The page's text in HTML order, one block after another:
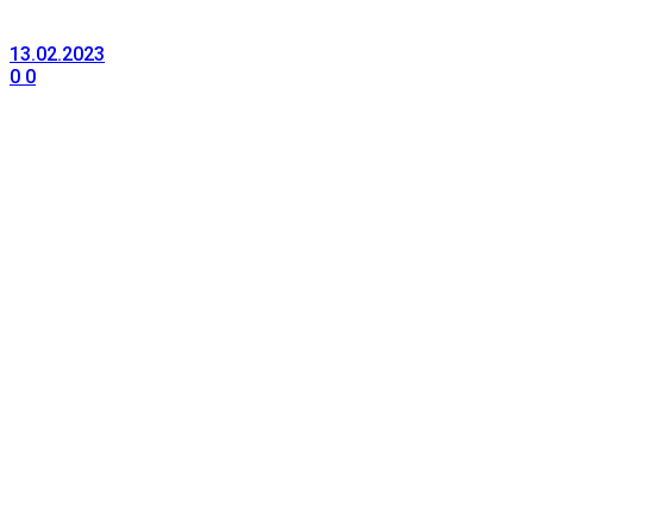
13.02.2023
0 0